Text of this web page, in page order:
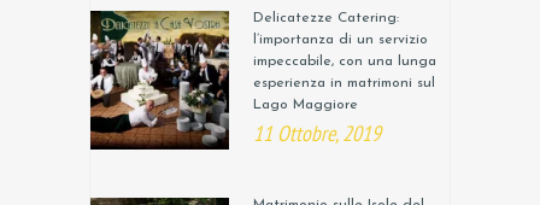
Delicatezze Catering:
l’importanza di un servizio
impeccabile, con una lunga
esperienza in matrimoni sul
Lago Maggiore
11 Ottobre, 2019